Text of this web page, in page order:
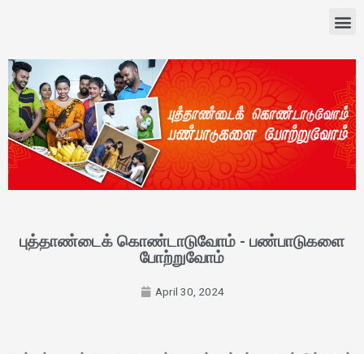
புத்தாண்டைக் கொண்டாடுவோம் - பண்பாடுகளை
போற்றுவோம்
April 30, 2024